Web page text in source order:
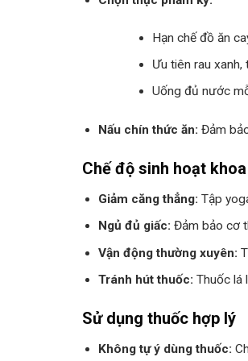
Hạn chế đồ ăn
Ưu tiên rau
Uống đủ nước
Nấu chín thức ăn: Đảm
Chế độ sinh hoạt
Giảm căng thẳng: Tập
Ngủ đủ giấc: Đảm bảo cơ
Vận động thường xuyên:
Tránh hút thuốc: Thuốc lá
Sử dụng thuốc hợp lý
Không tự ý dùng thuốc: